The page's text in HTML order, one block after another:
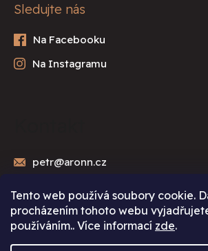
Tento web používá soubory cookie.
procházením tohoto webu
používáním.. Více informací zde.
Sledujte nás
petr@aronn.cz